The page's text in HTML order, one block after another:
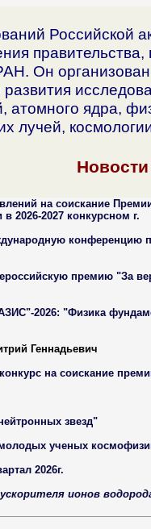
Российской
Он
атомного ядра,
лучей,
Новости
на соискание
в 2026-2027 конкурсном г.
конференцию
премию "За
2026: "Физика
Геннадьевич
на соискание
звезд"
ученых
2026г.
ионов